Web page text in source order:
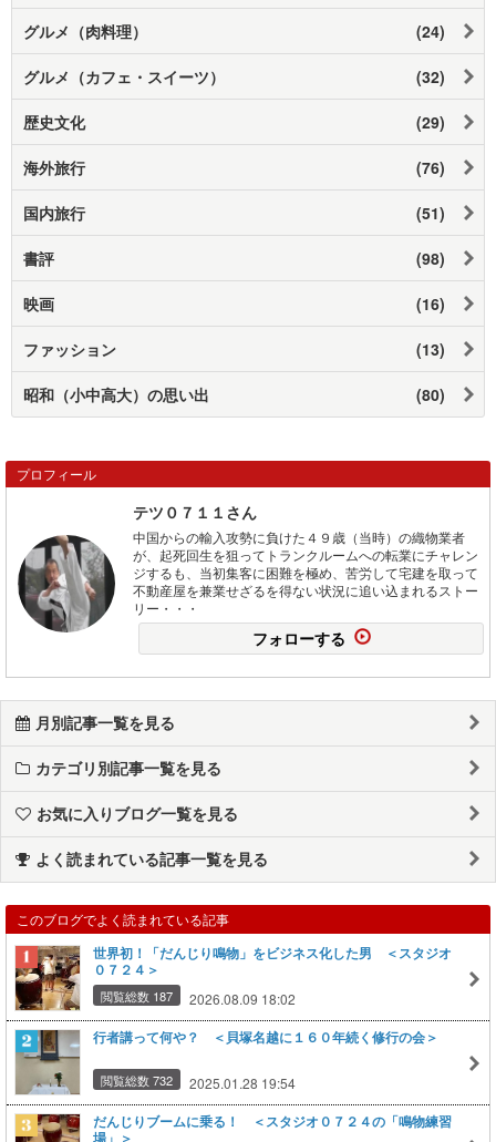
グルメ（肉料理） (24)
グルメ（カフェ・スイーツ） (32)
歴史文化 (29)
海外旅行 (76)
国内旅行 (51)
書評 (98)
映画 (16)
ファッション (13)
昭和（小中高大）の思い出 (80)
プロフィール
テツ０７１１さん
中国からの輸入攻勢に負けた４９歳（当時）の織物業者
が、起死回生を狙ってトランクルームへの転業にチャレン
ジするも、当初集客に困難を極め、苦労して宅建を取って
不動産屋を兼業せざるを得ない状況に追い込まれるストー
リー・・・
フォローする
月別記事一覧を見る
カテゴリ別記事一覧を見る
お気に入りブログ一覧を見る
よく読まれている記事一覧を見る
このブログでよく読まれている記事
世界初！「だんじり鳴物」をビジネス化した男 ＜スタジオ
０７２４＞
閲覧総数 187 2026.08.09 18:02
行者講って何や？ ＜貝塚名越に１６０年続く修行の会＞
閲覧総数 732 2025.01.28 19:54
だんじりブームに乗る！ ＜スタジオ０７２４の「鳴物練習
場」＞